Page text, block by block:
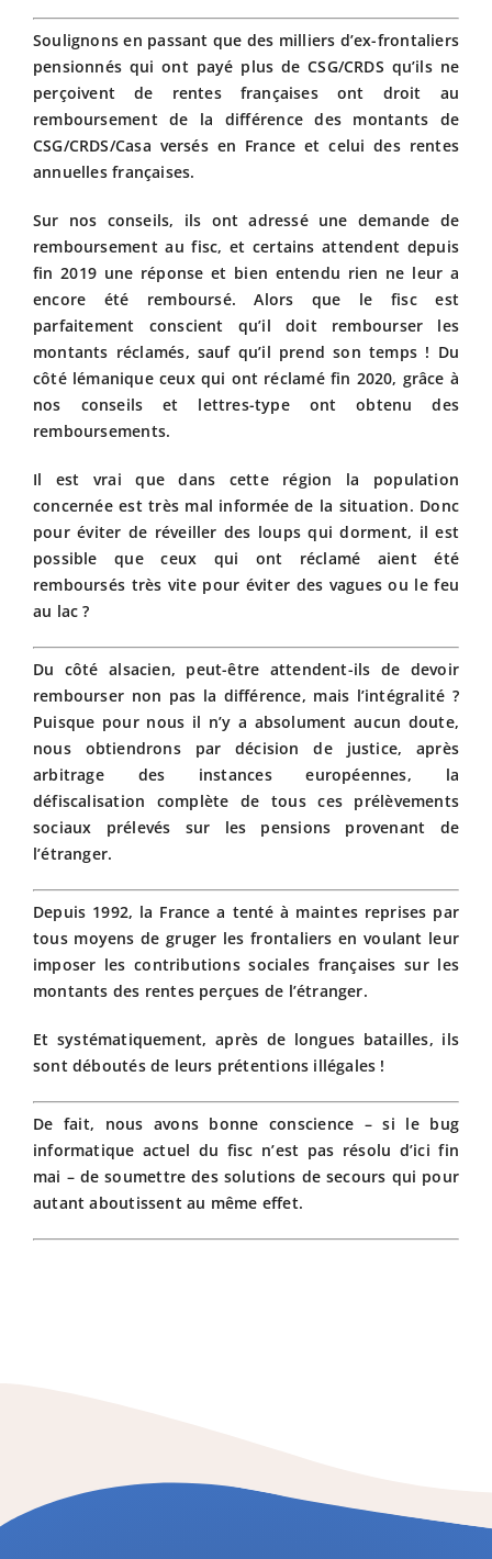
Soulignons en passant que des milliers d’ex-frontaliers
pensionnés qui ont payé plus de CSG/CRDS qu’ils ne
perçoivent de rentes françaises ont droit au
remboursement de la différence des montants de
CSG/CRDS/Casa versés en France et celui des rentes
annuelles françaises.
Sur nos conseils, ils ont adressé une demande de
remboursement au fisc, et certains attendent depuis
fin 2019 une réponse et bien entendu rien ne leur a
encore été remboursé. Alors que le fisc est
parfaitement conscient qu’il doit rembourser les
montants réclamés, sauf qu’il prend son temps ! Du
côté lémanique ceux qui ont réclamé fin 2020, grâce à
nos conseils et lettres-type ont obtenu des
remboursements.
Il est vrai que dans cette région la population
concernée est très mal informée de la situation. Donc
pour éviter de réveiller des loups qui dorment, il est
possible que ceux qui ont réclamé aient été
remboursés très vite pour éviter des vagues ou le feu
au lac ?
Du côté alsacien, peut-être attendent-ils de devoir
rembourser non pas la différence, mais l’intégralité ?
Puisque pour nous il n’y a absolument aucun doute,
nous obtiendrons par décision de justice, après
arbitrage des instances européennes, la
défiscalisation complète de tous ces prélèvements
sociaux prélevés sur les pensions provenant de
l’étranger.
Depuis 1992, la France a tenté à maintes reprises par
tous moyens de gruger les frontaliers en voulant leur
imposer les contributions sociales françaises sur les
montants des rentes perçues de l’étranger.
Et systématiquement, après de longues batailles, ils
sont déboutés de leurs prétentions illégales !
De fait, nous avons bonne conscience – si le bug
informatique actuel du fisc n’est pas résolu d’ici fin
mai – de soumettre des solutions de secours qui pour
autant aboutissent au même effet.